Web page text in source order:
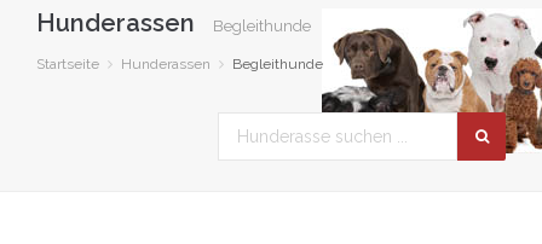
Hunderassen Begleithunde
Startseite Hunderassen Begleithunde